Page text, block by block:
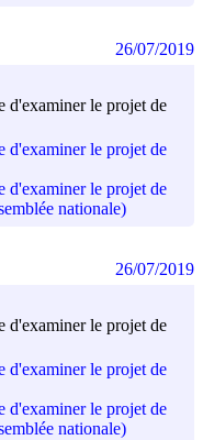
d'examiner le projet de
d'examiner le projet de
d'examiner le projet de
nationale)
26/07/2019
d'examiner le projet de
d'examiner le projet de
d'examiner le projet de
nationale)
26/07/2019